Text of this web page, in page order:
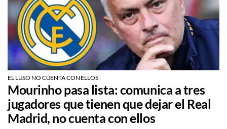
EL LUSO NO CUENTA CON ELLOS
Mourinho pasa lista: comunica a tres
jugadores que tienen que dejar el Real
Madrid, no cuenta con ellos